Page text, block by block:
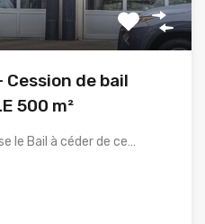
Cession de bail
500 m²
le Bail à céder de ce…